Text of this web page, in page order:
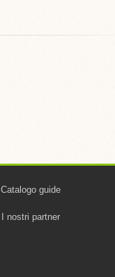
Catalogo guide
I nostri partner